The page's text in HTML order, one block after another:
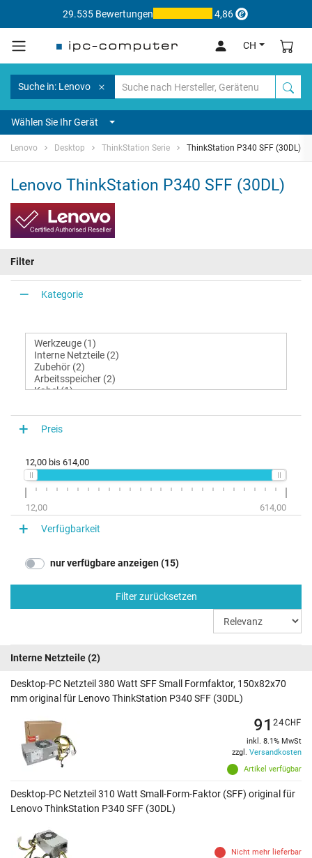
29.535 Bewertungen 4,86
CH
Suche in: Lenovo
Wählen Sie Ihr Gerät
Lenovo Desktop ThinkStation Serie ThinkStation P340 SFF (30DL)
Lenovo ThinkStation P340 SFF (30DL)
Filter
Kategorie
Preis
12,00 bis 614,00
12,00 614,00
Verfügbarkeit
nur verfügbare anzeigen (15)
Filter zurücksetzen
Interne Netzteile(2)
Desktop-PC Netzteil 380 Watt SFF Small Formfaktor, 150x82x70
mm original für Lenovo ThinkStation P340 SFF (30DL)
Artikel verfügbar
91 24CHF
inkl. 8.1% MwSt
zzgl. Versandkosten
Desktop-PC Netzteil 310 Watt Small-Form-Faktor (SFF) original für
Lenovo ThinkStation P340 SFF (30DL)
Nicht mehr lieferbar